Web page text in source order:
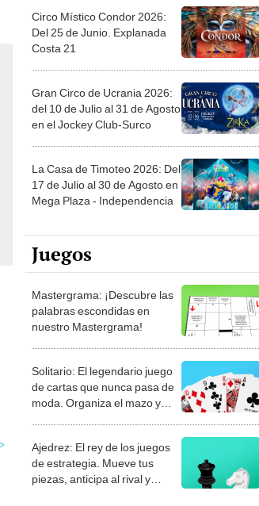
Circo Místico Condor 2026:
Del 25 de Junio. Explanada
Costa 21
Gran Circo de Ucrania 2026:
del 10 de Julio al 31 de Agosto
en el Jockey Club-Surco
La Casa de Timoteo 2026: Del
17 de Julio al 30 de Agosto en
Mega Plaza - Independencia
Juegos
Mastergrama: ¡Descubre las
palabras escondidas en
nuestro Mastergrama!
Solitario: El legendario juego
de cartas que nunca pasa de
moda. Organiza el mazo y
Ajedrez: El rey de los juegos
de estrategia. Mueve tus
piezas, anticipa al rival y